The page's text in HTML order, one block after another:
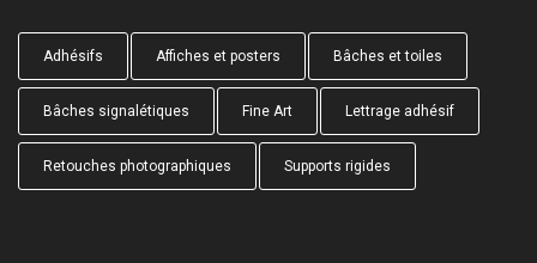
Adhésifs Affiches et posters Bâches et toiles
Bâches signalétiques Fine Art Lettrage adhésif
Retouches photographiques Supports rigides